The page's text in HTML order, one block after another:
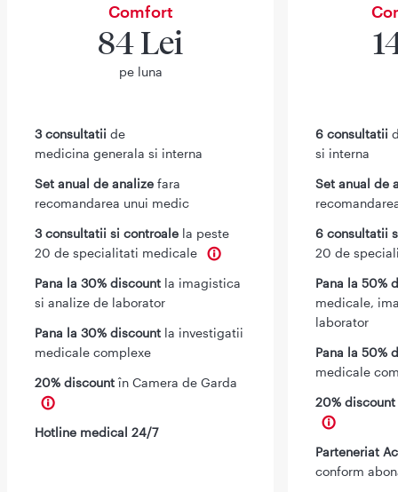
Comfort
84 Lei
pe luna
3 consultatii de
medicina generala si interna
Set anual de analize fara
recomandarea unui medic
3 consultatii si controale la peste
20 de specialitati medicale
Pana la 30% discount la imagistica
si analize de laborator
Pana la 30% discount la investigatii
medicale complexe
20% discount în Camera de Garda
Hotline medical 24/7
6 consultatii
si interna
Set anual de
6 consultatii
20 de
Pana la 50%
medicale,
laborator
Pana la 50%
medicale
20%
Parteneriat
conform